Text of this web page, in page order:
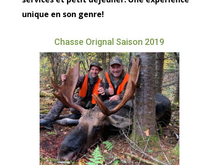
unique en son genre!
Chasse Orignal Saison 2019